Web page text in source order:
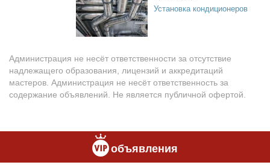
Установка кондиционеров
Администрация не несёт ответственности за отсутствие
надлежащего образования, лицензий и аккредитаций
мастеров. Администрация не несёт ответственность за
содержание объявлений. Не является публичной офертой.
объявления